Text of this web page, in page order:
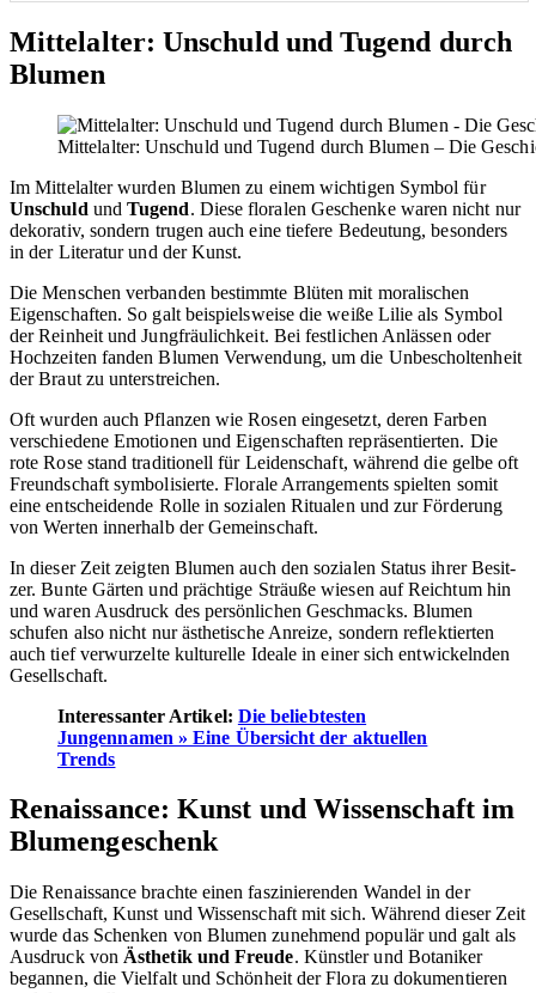
Mittelalter: Unschuld und Tugend durch
Blumen
Mittelalter: Unschuld und Tugend durch Blumen – Die
Im Mittelalter wurden Blumen zu einem wichtigen Symbol für
Unschuld undTugend. Diese floralen Geschenke waren nicht nur
dekorativ, sondern trugen auch eine tiefere Bedeutung, besonders
in der Literatur und der Kunst.
Die Menschen verbanden bestimmte Blüten mit moralischen
Eigenschaften. So galt beispielsweise die weiße Lilie als Symbol
der Reinheit und Jungfräulichkeit. Bei festlichen Anlässen oder
Hochzeiten fanden Blumen Verwendung, um die Unbescholtenheit
der Braut zu unterstreichen.
Oft wurden auch Pflanzen wie Rosen eingesetzt, deren Farben
verschiedene Emotionen und Eigenschaften repräsentierten. Die
rote Rose stand traditionell für Leidenschaft, während die gelbe oft
Freundschaft symbolisierte. Florale Arrangements spielten somit
eine entscheidende Rolle in sozialen Ritualen und zur Förderung
von Werten innerhalb der Gemeinschaft.
In dieser Zeit zeigten Blumen auch den sozialen Status ihrer Besit­
zer. Bunte Gärten und prächtige Sträuße wiesen auf Reichtum hin
und waren Ausdruck des persönlichen Geschmacks. Blumen
schufen also nicht nur ästhetische Anreize, sondern reflektierten
auch tief verwurzelte kulturelle Ideale in einer sich entwickelnden
Gesellschaft.
Interessanter Artikel: Die beliebtesten
Jungennamen » Eine Übersicht der aktuellen
Trends
Renaissance: Kunst und Wissenschaft im
Blumengeschenk
Die Renaissance brachte einen faszinierenden Wandel in der
Gesellschaft, Kunst und Wissenschaft mit sich. Während dieser Zeit
wurde das Schenken von Blumen zunehmend populär und galt als
Ausdruck von Ästhetik und Freude. Künstler und Botaniker
begannen, die Vielfalt und Schönheit der Flora zu dokumentieren